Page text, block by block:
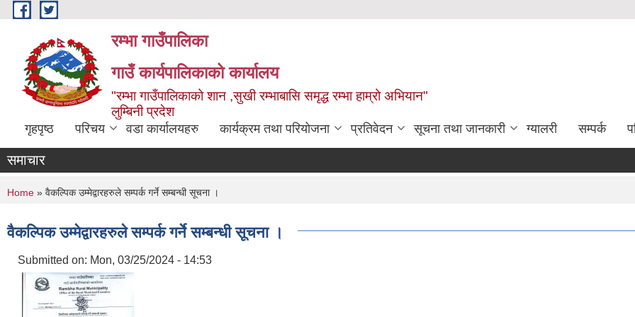
Skip to main content
रम्भा गाउँपालिका
गाउँ कार्यपालिकाको कार्यालय
"रम्भा गाउँपालिकाको शान ,सुखी रम्भाबासि समृद्ध रम्भा हाम्रो अभियान"
लुम्बिनी प्रदेश
गृहपृष्ठ परिचय वडा कार्यालयहरु कार्यक्रम तथा परियोजना प्रतिवेदन सूचना तथा जानकारी ग्यालरी सम्पर्क
समाचार
You are here
Home » वैकल्पिक उम्मेद्वारहरुले सम्पर्क गर्ने सम्बन्धी सूचना ।
वैकल्पिक उम्मेद्वारहरुले सम्पर्क गर्ने सम्बन्धी सूचना ।
Submitted on: Mon, 03/25/2024 - 14:53